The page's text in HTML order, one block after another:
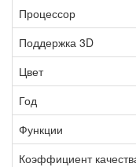
Процессор
Поддержка 3D
Цвет
Год
Функции
Коэффициент